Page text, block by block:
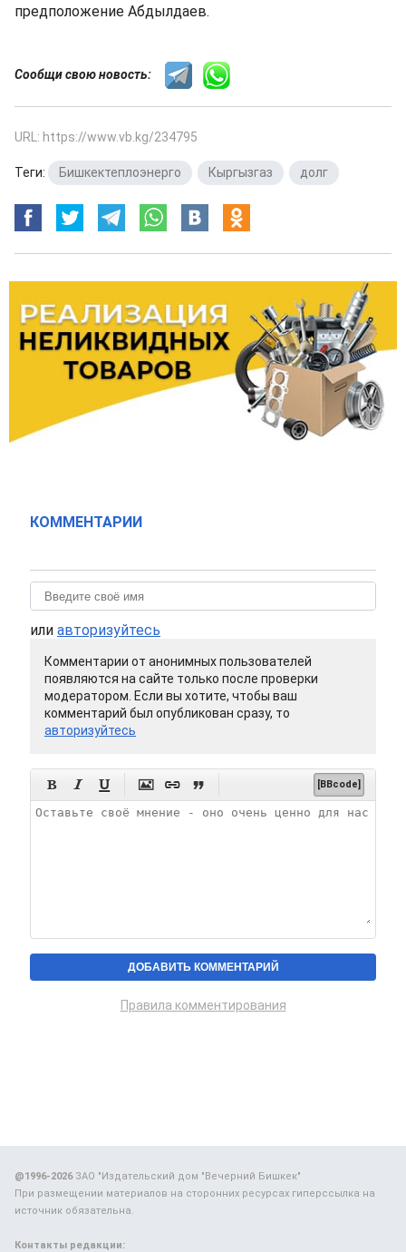
предположение Абдылдаев.
Сообщи свою новость:
URL: https://www.vb.kg/234795
Теги: Бишкектеплоэнерго Кыргызгаз долг
КОММЕНТАРИИ
или авторизуйтесь
Комментарии от анонимных пользователей
появляются на сайте только после проверки
модератором. Если вы хотите, чтобы ваш
комментарий был опубликован сразу, то
авторизуйтесь
      [BBcode]
Правила комментирования
@1996-2026ЗАО "Издательский дом "Вечерний Бишкек"
При размещении материалов на сторонних ресурсах гиперссылка на
источник обязательна.
Контакты редакции: